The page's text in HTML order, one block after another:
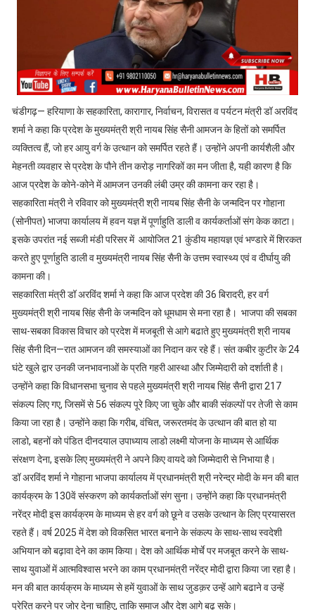
चंडीगढ़— हरियाणा के सहकारिता, कारागार, निर्वाचन, विरासत व पर्यटन मंत्री डॉ अरविंद
शर्मा ने कहा कि प्रदेश के मुख्यमंत्री श्री नायब सिंह सैनी आमजन के हितों को समर्पित
व्यक्तित्व हैं, जो हर आयु वर्ग के उत्थान को समर्पित रहते हैं। उन्होंने अपनी कार्यशैली और
मेहनती व्यवहार से प्रदेश के पौने तीन करोड़ नागरिकों का मन जीता है, यही कारण है कि
आज प्रदेश के कोने-कोने में आमजन उनकी लंबी उम्र की कामना कर रहा है।
सहकारिता मंत्री ने रविवार को मुख्यमंत्री श्री नायब सिंह सैनी के जन्मदिन पर गोहाना
(सोनीपत) भाजपा कार्यालय में हवन यज्ञ में पूर्णाहुति डाली व कार्यकर्ताओं संग केक काटा।
इसके उपरांत नई सब्जी मंडी परिसर में आयोजित 21 कुंडीय महायज्ञ एवं भण्डारे में शिरकत
करते हुए पूर्णाहुति डाली व मुख्यमंत्री नायब सिंह सैनी के उत्तम स्वास्थ्य एवं व दीर्घायु की
कामना की।
सहकारिता मंत्री डॉ अरविंद शर्मा ने कहा कि आज प्रदेश की 36 बिरादरी, हर वर्ग
मुख्यमंत्री श्री नायब सिंह सैनी के जन्मदिन को धूमधाम से मना रहा है। भाजपा की सबका
साथ-सबका विकास विचार को प्रदेश में मजबूती से आगे बढाते हुए मुख्यमंत्री श्री नायब
सिंह सैनी दिन—रात आमजन की समस्याओं का निदान कर रहे हैं। संत कबीर कुटीर के 24
घंटे खुले द्वार उनकी जनभावनाओं के प्रति गहरी आस्था और जिम्मेदारी को दर्शाती है।
उन्होंने कहा कि विधानसभा चुनाव से पहले मुख्यमंत्री श्री नायब सिंह सैनी द्वारा 217
संकल्प लिए गए, जिसमें से 56 संकल्प पूरे किए जा चुके और बाकी संकल्पों पर तेजी से काम
किया जा रहा है। उन्होंने कहा कि गरीब, वंचित, जरूरतमंद के उत्थान की बात हो या
लाडो, बहनों को पंडित दीनदयाल उपाध्याय लाडो लक्ष्मी योजना के माध्यम से आर्थिक
संरक्षण देना, इसके लिए मुख्यमंत्री ने अपने किए वायदे को जिम्मेदारी से निभाया है।
डॉ अरविंद शर्मा ने गोहाना भाजपा कार्यालय में प्रधानमंत्री श्री नरेन्द्र मोदी के मन की बात
कार्यक्रम के 130वें संस्करण को कार्यकर्ताओं संग सुना। उन्होंने कहा कि प्रधानमंत्री
नरेंद्र मोदी इस कार्यक्रम के माध्यम से हर वर्ग को छूने व उसके उत्थान के लिए प्रयासरत
रहते हैं। वर्ष 2025 में देश को विकसित भारत बनाने के संकल्प के साथ-साथ स्वदेशी
अभियान को बढ़ावा देने का काम किया। देश को आर्थिक मोर्चे पर मजबूत करने के साथ-
साथ युवाओं में आत्मविश्वास भरने का काम प्रधानमंत्री नरेंद्र मोदी द्वारा किया जा रहा है।
मन की बात कार्यक्रम के माध्यम से हमें युवाओं के साथ जुडक़र उन्हें आगे बढाने व उन्हें
प्रेरित करने पर जोर देना चाहिए, ताकि समाज और देश आगे बढ़ सके।